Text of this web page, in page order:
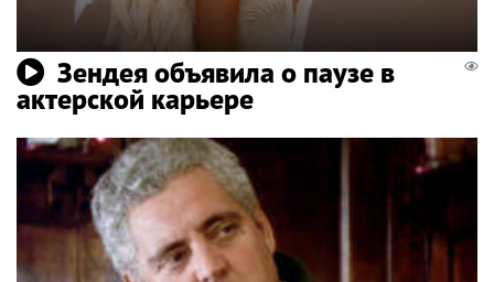
Зендея объявила о паузе в
актерской карьере